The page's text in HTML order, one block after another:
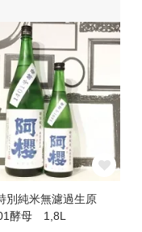
純米無濾過生原
酵母 1,8L